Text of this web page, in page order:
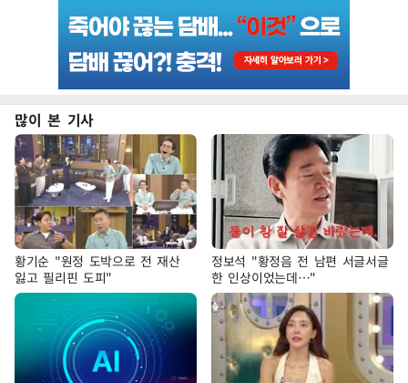
많이 본 기사
황기순 "원정 도박으로 전 재산
잃고 필리핀 도피"
정보석 "황정음 전 남편 서글서글
한 인상이었는데…"